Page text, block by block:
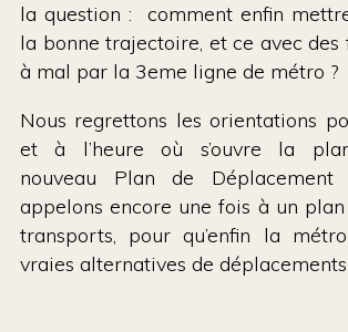
la question : comment enfin
la bonne trajectoire, et ce avec des
à mal par la 3eme ligne de métro ?
Nous regrettons les orientations
et à l’heure où s’ouvre la
nouveau Plan de Déplacement
appelons encore une fois à un plan
transports, pour qu’enfin la
vraies alternatives de